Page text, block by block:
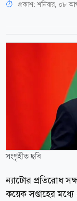
প্রকাশ:শনিবার, ০৮
সংগৃহীত ছবি
ন্যাটোর প্রতিরোধ
কয়েক সপ্তাহের